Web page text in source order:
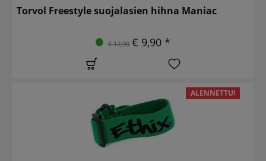
Torvol Freestyle suojalasien hihna Maniac
€ 12,90 € 9,90 *
ALENNETTU!